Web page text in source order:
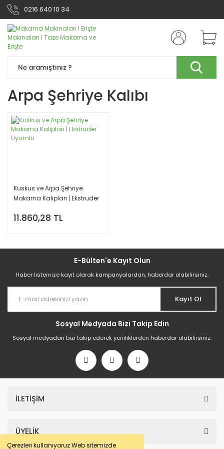
Çerezleri kullanıyoruz Web sitemizde
0216 640 10 34
Arpa Şehriye Kalıbı
Kuskus ve Arpa Şehriye
Makarna Kalıpları | Ekstruder
11.860,28 TL
E-Bülten'e Kayıt Olun
Haber listemize kayıt olarak kampanyalardan, haberdar olabilirsiniz.
Kayıt Ol
Sosyal Medyada Bizi Takip Edin
Sosyal medyadan bizi takip ederek yeniliklerden haberdar olabilirsiniz.
İLETİŞİM
ÜYELİK